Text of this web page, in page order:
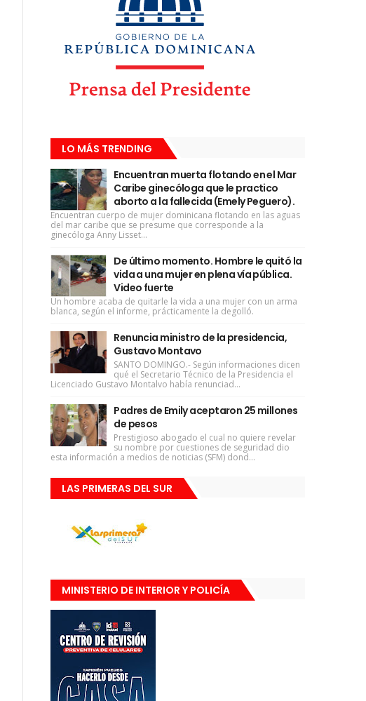
LO MÁS TRENDING
Encuentran muerta flotando en el Mar
Caribe ginecóloga que le practico
aborto a la fallecida (Emely Peguero).
Encuentran cuerpo de mujer dominicana flotando en las aguas
del mar caribe que se presume que corresponde a la
ginecóloga Anny Lisset...
De último momento. Hombre le quitó la
vida a una mujer en plena vía pública.
Video fuerte
Un hombre acaba de quitarle la vida a una mujer con un arma
blanca, según el informe, prácticamente la degolló.
Renuncia ministro de la presidencia,
Gustavo Montavo
SANTO DOMINGO.- Según informaciones dicen
qué el Secretario Técnico de la Presidencia el
Licenciado Gustavo Montalvo había renunciad...
Padres de Emily aceptaron 25 millones
de pesos
Prestigioso abogado el cual no quiere revelar
su nombre por cuestiones de seguridad dio
esta información a medios de noticias (SFM) dond...
LAS PRIMERAS DEL SUR
MINISTERIO DE INTERIOR Y POLICÍA